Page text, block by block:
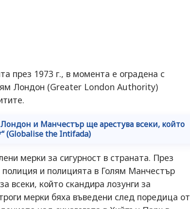
през 1973 г., в момента е оградена с
Лондон (Greater London Authority)
и Манчестър ще арестува всеки, който
(Globalise the Intifada)
мерки за сигурност в страната. През
и полицията в Голям Манчестър
всеки, който скандира лозунги за
мерки бяха въведени след поредица от